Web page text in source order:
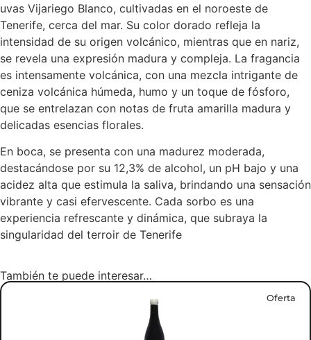
uvas Vijariego Blanco, cultivadas en el noroeste de
Tenerife, cerca del mar. Su color dorado refleja la
intensidad de su origen volcánico, mientras que en nariz,
se revela una expresión madura y compleja. La fragancia
es intensamente volcánica, con una mezcla intrigante de
ceniza volcánica húmeda, humo y un toque de fósforo,
que se entrelazan con notas de fruta amarilla madura y
delicadas esencias florales.
En boca, se presenta con una madurez moderada,
destacándose por su 12,3% de alcohol, un pH bajo y una
acidez alta que estimula la saliva, brindando una sensación
vibrante y casi efervescente. Cada sorbo es una
experiencia refrescante y dinámica, que subraya la
singularidad del terroir de Tenerife
También te puede interesar…
Oferta